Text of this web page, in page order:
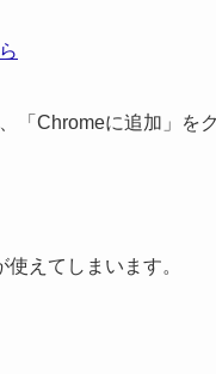
「Chromeに追加」を
えてしまいます。